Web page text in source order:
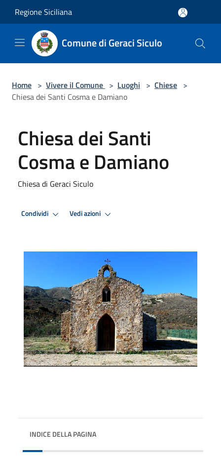
Regione Siciliana
Comune di Geraci Siculo
Home > Vivere il Comune > Luoghi > Chiese >
Chiesa dei Santi Cosma e Damiano
Chiesa dei Santi
Cosma e Damiano
Chiesa di Geraci Siculo
Condividi Vedi azioni
INDICE DELLA PAGINA